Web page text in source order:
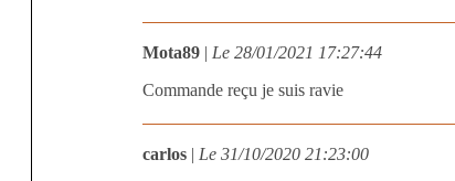
Mota89 | Le 28/01/2021 17:27:44
Commande reçu je suis ravie
carlos | Le 31/10/2020 21:23:00